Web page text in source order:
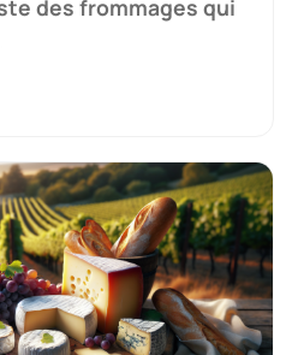
des frommages qui